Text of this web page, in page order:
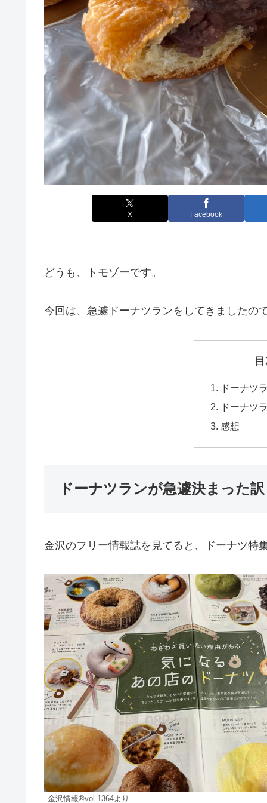
X Facebook
どうも、トモゾーです。
今回は、急遽ドーナツランをしてきましたの
ドーナツ
ドーナツ
感想
ドーナツランが急遽決まった訳
金沢のフリー情報誌を見てると、ドーナツ特
金沢情報®︎vol.1364より